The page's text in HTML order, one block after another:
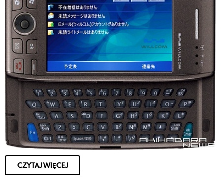
CZYTAJ WIĘCEJ